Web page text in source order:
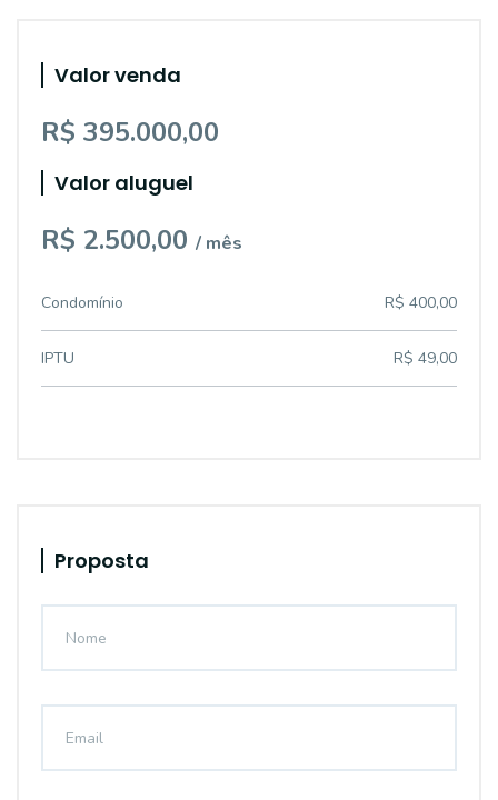
Valor venda
R$ 395.000,00
Valor aluguel
R$ 2.500,00 / mês
Condomínio R$ 400,00
IPTU R$ 49,00
Proposta